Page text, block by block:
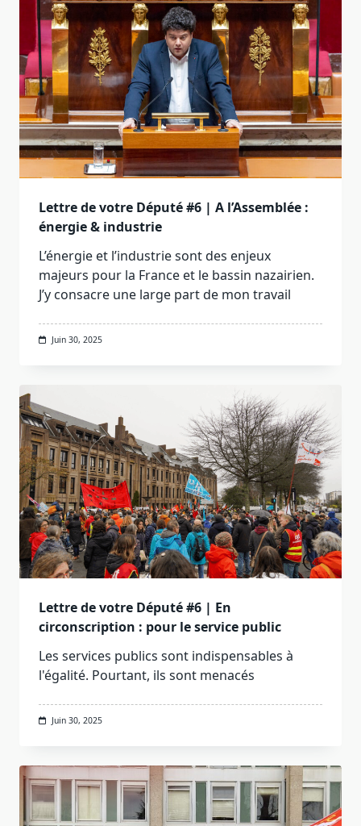
Lettre de votre Député #6 | A l’Assemblée :
énergie & industrie
L’énergie et l’industrie sont des enjeux
majeurs pour la France et le bassin nazairien.
J’y consacre une large part de mon travail
Juin 30, 2025
Lettre de votre Député #6 | En
circonscription : pour le service public
Les services publics sont indispensables à
l'égalité. Pourtant, ils sont menacés
Juin 30, 2025